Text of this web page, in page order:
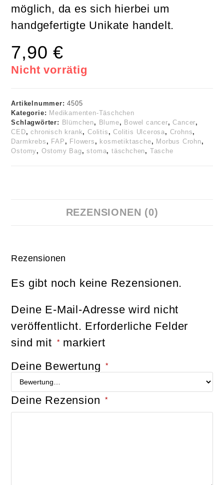
möglich, da es sich hierbei um
handgefertigte Unikate handelt.
7,90€
Nicht vorrätig
Artikelnummer:4505
Kategorie: Medikamenten-Täschchen
Schlagwörter: Blümchen, Blume, Bowel cancer,Cancer,
CED,chronisch krank,Colitis ,Colitis Ulcerosa , Crohns,
Darmkrebs , FAP , Flowers , kosmetiktasche, Morbus Crohn,
Ostomy , Ostomy Bag,stoma,täschchen, Tasche
REZENSIONEN (0)
Rezensionen
Es gibt noch keine Rezensionen.
Deine E-Mail-Adresse wird nicht
veröffentlicht. Erforderliche Felder
sind mit
* markiert
Deine Bewertung
*
Deine Rezension *